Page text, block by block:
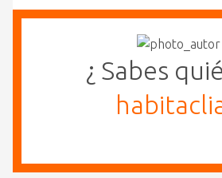
¿ Sabes